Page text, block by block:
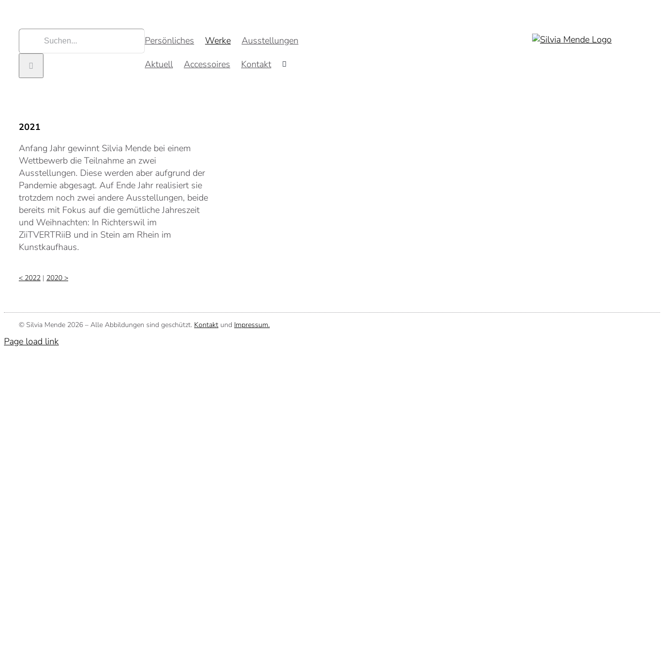
springen
Suche
Persönliches Werke
Ausstellungen
Aktuell
Accessoires Kontakt
2021
Anfang Jahr gewinnt Silvia Mende bei einem
Wettbewerb die Teilnahme an zwei
Ausstellungen. Diese werden aber aufgrund der
Pandemie abgesagt. Auf Ende Jahr realisiert sie
trotzdem noch zwei andere Ausstellungen, beide
bereits mit Fokus auf die gemütliche Jahreszeit
und Weihnachten: In Richterswil im
ZiiTVERTRiiB und in Stein am Rhein im
Kunstkaufhaus.
< 2022 | 2020 >
© Silvia Mende 2026 – Alle Abbildungen sind geschützt. Kontakt und Impressum.
Page load link